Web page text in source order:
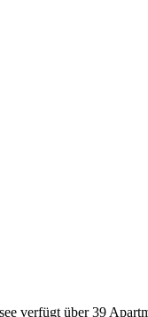
verfügt über 39